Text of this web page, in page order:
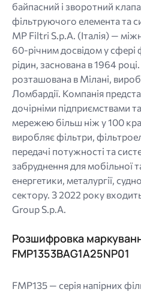
байпасний і зворотний
фільтруючого елемента та
MP Filtri S.p.A. (Італія) —
60-річним досвідом у сфері
рідин, заснована в 1964
розташована в Мілані,
Ломбардії. Компанія
дочірніми підприємствами
мережею більш ніж у 100
виробляє фільтри,
передачі потужності та
забруднення для мобільної
енергетики, металургії,
сектору. З 2022 року
Group S.p.A.
Розшифровка
FMP1353BAG1A25NP01
FMP135 — серія напірних